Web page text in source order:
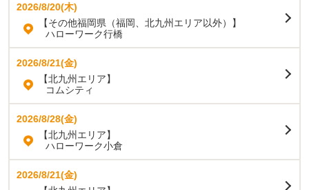
2026/8/20(木)
【その他福岡県（福岡、北九州エリア以外）】
ハローワーク行橋
2026/8/21(金)
【北九州エリア】
コムシティ
2026/8/28(金)
【北九州エリア】
ハローワーク小倉
2026/8/21(金)